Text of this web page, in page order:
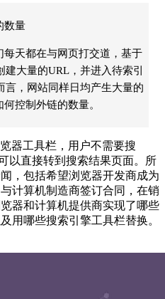
数量
每天都在与网页打交道，基于
大量的URL，并进入待索引
言，网站同样日均产生大量的
控制外链的数量。
器工具栏，用户不需要搜
以直接转到搜索结果页面。所
，包括希望浏览器开发商成为
计算机制造商签订合同，在销
器和计算机提供商实现了哪些
用哪些搜索引擎工具栏替换。